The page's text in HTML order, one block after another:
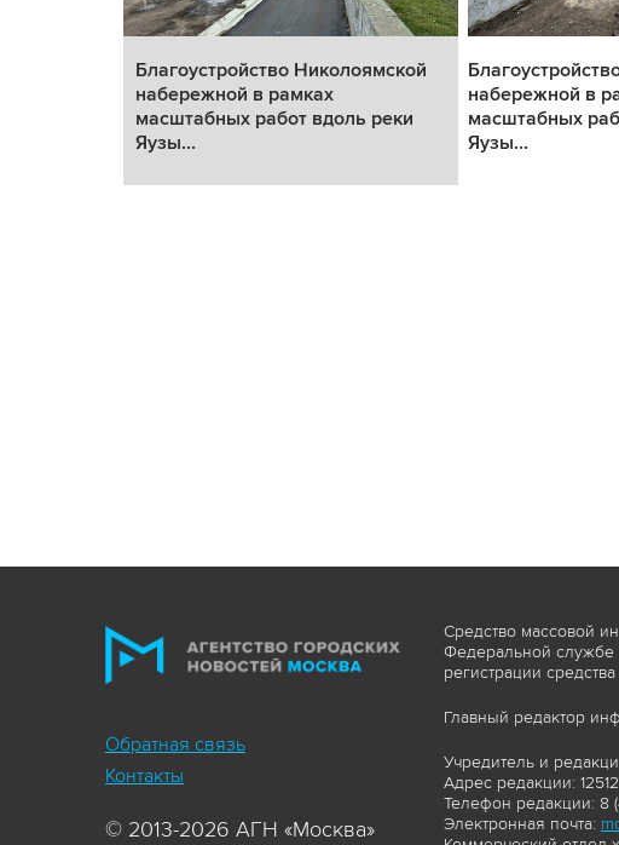
Благоустройство Николоямской
набережной в рамках
масштабных работ вдоль реки
Яузы...
набережной в
масштабных
Яузы...
Обратная связь
Контакты
© 2013-2026 АГН «Москва»
Средство массовой
Федеральной службе
регистрации
Главный редактор
Учредитель и
Адрес редакции:
Телефон редакции: 8
Электронная почта: